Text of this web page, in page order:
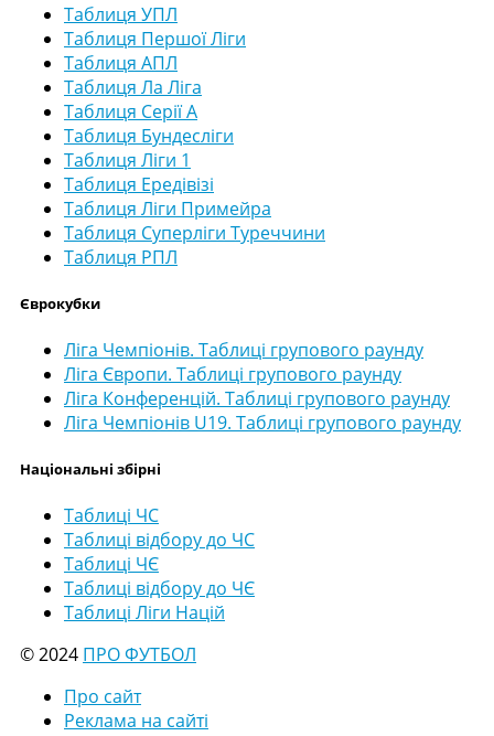
Таблиця УПЛ
Таблиця Першої Ліги
Таблиця АПЛ
Таблиця Ла Ліга
Таблиця Серії А
Таблиця Бундесліги
Таблиця Ліги 1
Таблиця Ередівізі
Таблиця Ліги Примейра
Таблиця Суперліги Туреччини
Таблиця РПЛ
Єврокубки
Ліга Чемпіонів. Таблиці групового раунду
Ліга Європи. Таблиці групового раунду
Ліга Конференцій. Таблиці групового раунду
Ліга Чемпіонів U19. Таблиці групового раунду
Національні збірні
Таблиці ЧС
Таблиці відбору до ЧС
Таблиці ЧЄ
Таблиці відбору до ЧЄ
Таблиці Ліги Націй
© 2024 ПРО ФУТБОЛ
Про сайт
Реклама на сайті